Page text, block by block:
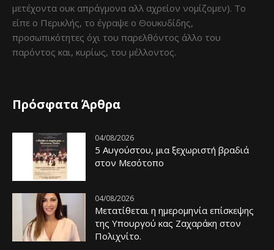
μετέχοντα ουκ απράγμονα αλλ αχρείον νομίζομεν). Το
είπε ο Περικλής, το έγραψε ο Θουκυδίδης,
προσωπικότητες όχι του παρελθόντος άλλο του
παρόντος και, κυρίως, του μέλλοντος.
Πρόσφατα Άρθρα
04/08/2026
5 Αυγούστου, μια ξεχωριστή βραδιά
στον Μεσότοπο
04/08/2026
Μετατίθεται η ημερομηνία επίσκεψης
της Υπουργού κας Ζαχαράκη στον
Πολιχνίτο.